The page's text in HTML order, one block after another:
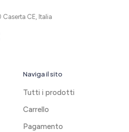
Caserta CE, Italia
Naviga il sito
Tutti i prodotti
Carrello
Pagamento